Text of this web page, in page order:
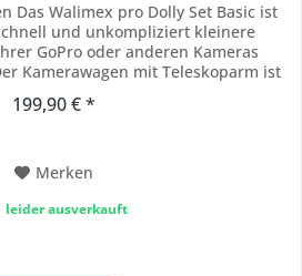
Das Walimex pro Dolly Set Basic ist
und unkompliziert kleinere
GoPro oder anderen Kameras
Kamerawagen mit Teleskoparm ist
anderen erhöhten Untergründen
199,90 € *
Merken
leider ausverkauft